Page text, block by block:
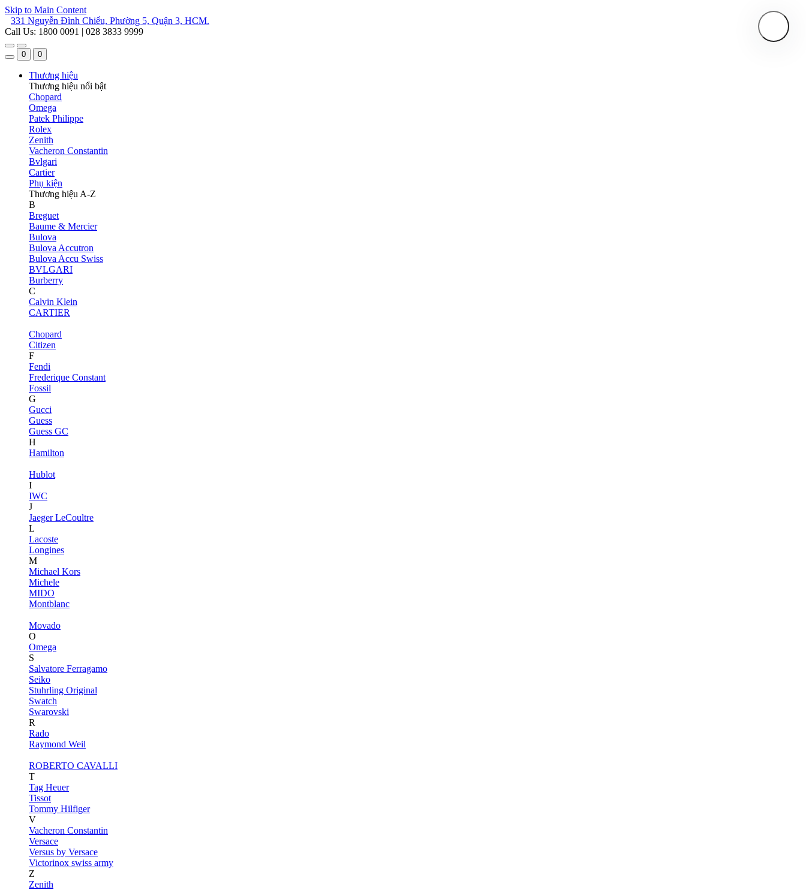
Skip to Main Content
331 Nguyễn Đình Chiểu, Phường 5, Quận 3, HCM.
Call Us: 1800 0091 | 028 3833 9999
0 0
Thương hiệu
Thương hiệu nổi bật
Chopard
Omega
Patek Philippe
Rolex
Zenith
Vacheron Constantin
Bvlgari
Cartier
Phụ kiện
Thương hiệu A-Z
B
Breguet
Baume & Mercier
Bulova
Bulova Accutron
Bulova Accu Swiss
BVLGARI
Burberry
C
Calvin Klein
CARTIER
Chopard
Citizen
F
Fendi
Frederique Constant
Fossil
G
Gucci
Guess
Guess GC
H
Hamilton
Hublot
I
IWC
J
Jaeger LeCoultre
L
Lacoste
Longines
M
Michael Kors
Michele
MIDO
Montblanc
Movado
O
Omega
S
Salvatore Ferragamo
Seiko
Stuhrling Original
Swatch
Swarovski
R
Rado
Raymond Weil
ROBERTO CAVALLI
T
Tag Heuer
Tissot
Tommy Hilfiger
V
Vacheron Constantin
Versace
Versus by Versace
Victorinox swiss army
Z
Zenith